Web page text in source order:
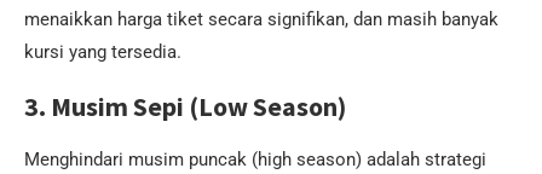
menaikkan harga tiket secara signifikan, dan masih banyak
kursi yang tersedia.
3. Musim Sepi (Low Season)
Menghindari musim puncak (high season) adalah strategi